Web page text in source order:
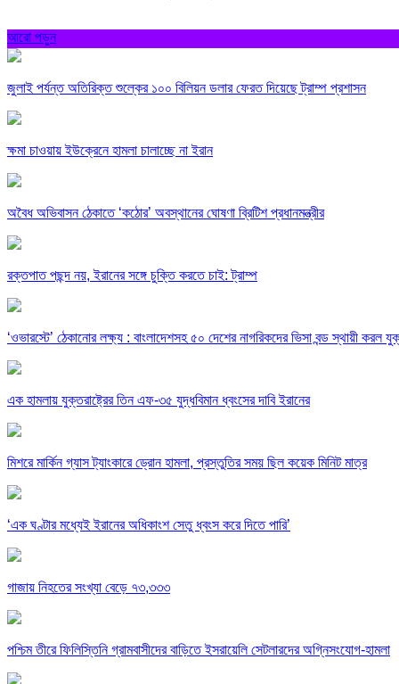
আরো পড়ুন
জুলাই পর্যন্ত অতিরিক্ত শুল্কের ১০০ বিলিয়ন ডলার ফেরত দিয়েছে ট্রাম্প প্রশাসন
ক্ষমা চাওয়ায় ইউক্রেনে হামলা চালাচ্ছে না ইরান
অবৈধ অভিবাসন ঠেকাতে ‘কঠোর’ অবস্থানের ঘোষণা ব্রিটিশ প্রধানমন্ত্রীর
রক্তপাত পছন্দ নয়, ইরানের সঙ্গে চুক্তি করতে চাই: ট্রাম্প
‘ওভারস্টে’ ঠেকানোর লক্ষ্য : বাংলাদেশসহ ৫০ দেশের নাগরিকদের ভিসা বন্ড স্থায়ী করল
এক হামলায় যুক্তরাষ্ট্রের তিন এফ-৩৫ যুদ্ধবিমান ধ্বংসের দাবি ইরানের
মিশরে মার্কিন গ্যাস ট্যাংকারে ড্রোন হামলা, প্রস্তুতির সময় ছিল কয়েক মিনিট মাত্র
‘এক ঘণ্টার মধ্যেই ইরানের অধিকাংশ সেতু ধ্বংস করে দিতে পারি’
গাজায় নিহতের সংখ্যা বেড়ে ৭৩,৩৩৩
পশ্চিম তীরে ফিলিস্তিনি গ্রামবাসীদের বাড়িতে ইসরায়েলি সেটলারদের অগ্নিসংযোগ-হামলা